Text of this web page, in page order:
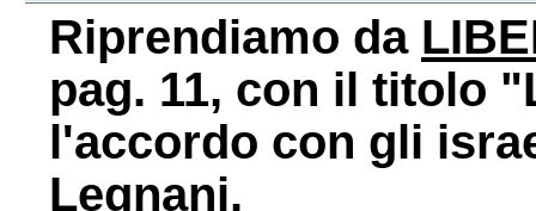
Riprendiamo da
pag. 11, con il titolo
l'accordo con gli
Legnani.